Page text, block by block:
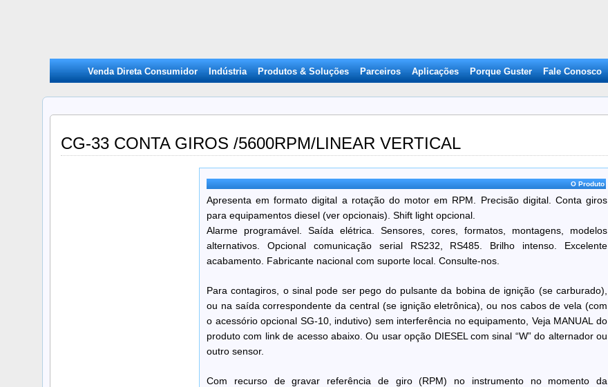
Venda Direta Consumidor Indústria Produtos & Soluções Parceiros Aplicações Porque Guster Fale Conosco
CG-33 CONTA GIROS /5600RPM/LINEAR VERTICAL
O Produto
Apresenta em formato digital a rotação do motor em RPM. Precisão digital. Conta giros
para equipamentos diesel (ver opcionais). Shift light opcional.
Alarme programável. Saída elétrica. Sensores, cores, formatos, montagens, modelos
alternativos. Opcional comunicação serial RS232, RS485. Brilho intenso. Excelente
acabamento. Fabricante nacional com suporte local. Consulte-nos.
Para contagiros, o sinal pode ser pego do pulsante da bobina de ignição (se carburado),
ou na saída correspondente da central (se ignição eletrônica), ou nos cabos de vela (com
o acessório opcional SG-10, indutivo) sem interferência no equipamento, Veja MANUAL do
produto com link de acesso abaixo. Ou usar opção DIESEL com sinal “W” do alternador ou
outro sensor.
Com recurso de gravar referência de giro (RPM) no instrumento no momento da